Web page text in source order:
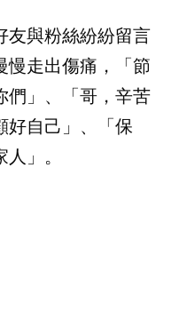
友與粉絲紛紛留言
慢走出傷痛，「節
們」、「哥，辛苦
好自己」、「保
」。